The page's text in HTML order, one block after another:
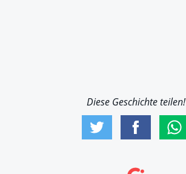
Diese Geschichte teilen!